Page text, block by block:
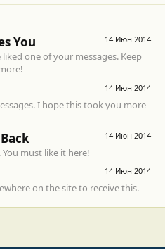
14 Июн 2014
You
one of your messages. Keep
14 Июн 2014
I hope this took you more
14 Июн 2014
must like it here!
14 Июн 2014
on the site to receive this.